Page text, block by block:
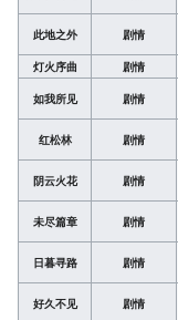
此地之外 剧情
灯火序曲
剧情
如我所见 剧情
红松林 剧情
阴云火花 剧情
未尽篇章 剧情
日暮寻路 剧情
好久不见 剧情